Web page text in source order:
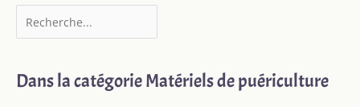
Dans la catégorie Matériels de puériculture